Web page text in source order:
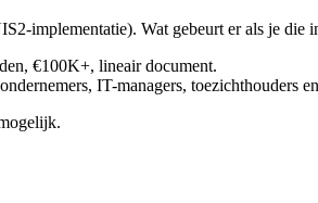
implementatie). Wat gebeurt er als je die
€100K+, lineair document.
IT-managers, toezichthouders